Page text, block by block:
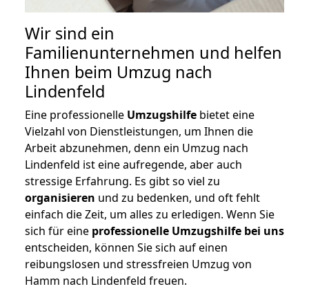
Wir sind ein
Familienunternehmen und helfen
Ihnen beim Umzug nach
Lindenfeld
Eine professionelle Umzugshilfe bietet eine
Vielzahl von Dienstleistungen, um Ihnen die
Arbeit abzunehmen, denn ein Umzug nach
Lindenfeld ist eine aufregende, aber auch
stressige Erfahrung. Es gibt so viel zu
organisieren und zu bedenken, und oft fehlt
einfach die Zeit, um alles zu erledigen. Wenn Sie
sich für eine professionelle Umzugshilfe bei uns
entscheiden, können Sie sich auf einen
reibungslosen und stressfreien Umzug von
Hamm nach Lindenfeld freuen.